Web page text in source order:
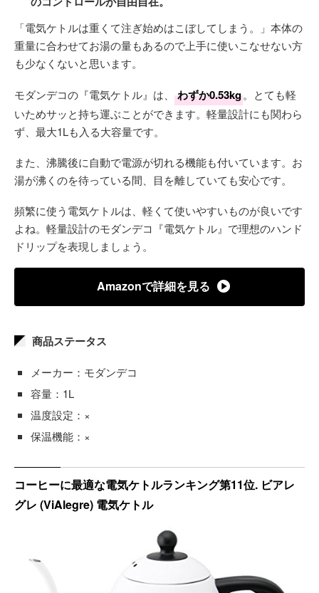
「電気ケトルは重くて注ぎ始めはこぼしてしまう。」本体の
重量に合わせてお湯の量もあるので上手に使いこなせない方
も少なくないと思います。
モダンデコの『電気ケトル』は、 わずか0.53kg。とても軽
いためサッと持ち運ぶことができます。軽量設計にも関わら
ず、最大1Lも入る大容量です。
また、沸騰後に自動で電源が切れる機能も付いています。お
湯が沸くのを待っている間、目を離していても安心です。
頻繁に使う電気ケトルは、軽くて使いやすいものが良いです
よね。軽量設計のモダンデコ『電気ケトル』で理想のハンド
ドリップを表現しましょう。
Amazonで詳細を見る
商品ステータス
メーカー：モダンデコ
容量：1L
温度設定：×
保温機能：×
コーヒーに最適な電気ケトルランキング第11位. ビアレ
グレ (ViAlegre) 電気ケトル